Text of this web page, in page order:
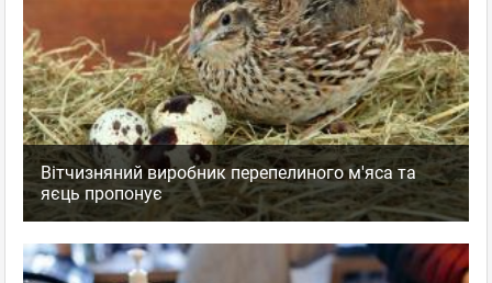
Вітчизняний виробник перепелиного м'яса та
яєць пропонує